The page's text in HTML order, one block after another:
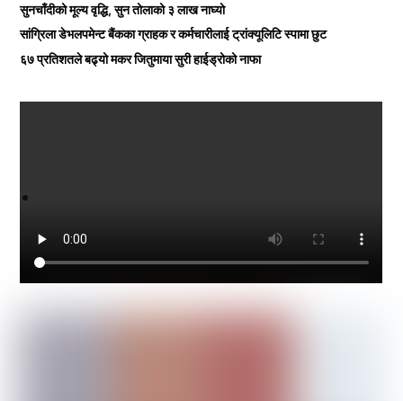
सुनचाँदीको मूल्य वृद्धि, सुन तोलाको ३ लाख नाघ्यो
सांग्रिला डेभलपमेन्ट बैंकका ग्राहक र कर्मचारीलाई ट्रांक्यूलिटि स्पामा छुट
६७ प्रतिशतले बढ्यो मकर जितुमाया सुरी हाईड्रोको नाफा